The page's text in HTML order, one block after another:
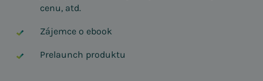
cenu, atd.
Zájemce o ebook
Prelaunch produktu